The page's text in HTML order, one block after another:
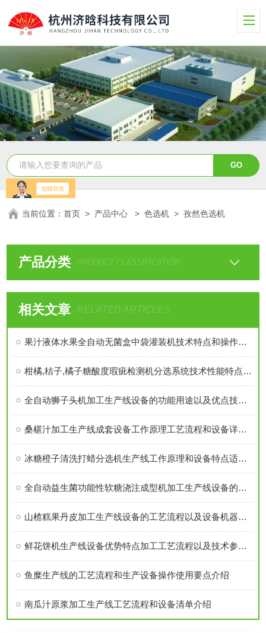
当前位置：首页 > 产品中心 >色选机 >孜然色选机
产品分类 PRODUCT CLASSIFICATION
相关文章 RELATED ARTICLES
果汁液体水果全自动无菌盒中袋灌装机技术特点和操作指南
柑橘,桔子,橘子糖酸度瑕疵检测机分选系统技术性能特点和适用范围介绍
全自动狮子头机加工生产线设备的功能用途以及优点技术参数介绍
桑椹汁加工生产线成套设备工作原理工艺流程和设备详细技术优势特点介绍
冰糖橙子清洗打蜡分选机生产线工作原理和设备特点适用范围介绍
全自动益生菌功能性软糖浇注成型机加工生产线设备的工艺流程以及特点分析
山楂糕果丹皮加工生产线设备的工艺流程以及设备机器的特点优势介绍
鲜花饼机生产线设备优势特点加工工艺流程以及技术参数详细概述
鱼糜生产线的工艺流程和生产设备操作使用要点介绍
南瓜汁原浆加工生产线工艺流程和设备清单介绍